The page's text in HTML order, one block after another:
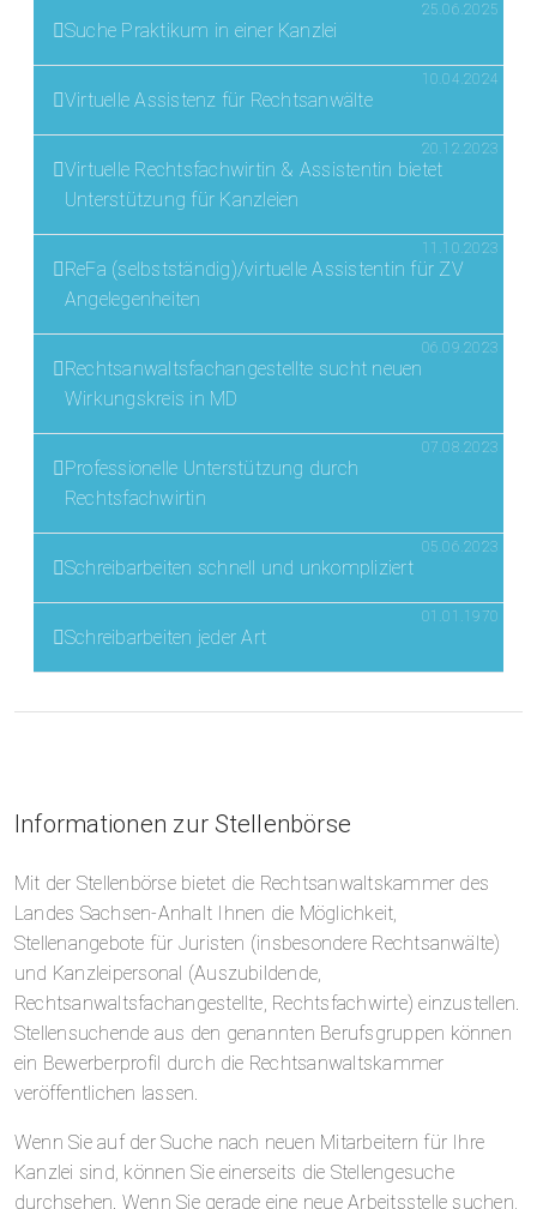
25.06.2025
Suche Praktikum in einer Kanzlei
10.04.2024
Virtuelle Assistenz für Rechtsanwälte
20.12.2023
Virtuelle Rechtsfachwirtin & Assistentin bietet
Unterstützung für Kanzleien
11.10.2023
ReFa (selbstständig)/virtuelle Assistentin für ZV
Angelegenheiten
06.09.2023
Rechtsanwaltsfachangestellte sucht neuen
Wirkungskreis in MD
07.08.2023
Professionelle Unterstützung durch
Rechtsfachwirtin
05.06.2023
Schreibarbeiten schnell und unkompliziert
01.01.1970
Schreibarbeiten jeder Art
Informationen zur Stellenbörse
Mit der Stellenbörse bietet die Rechtsanwaltskammer des
Landes Sachsen-Anhalt Ihnen die Möglichkeit,
Stellenangebote für Juristen (insbesondere Rechtsanwälte)
und Kanzleipersonal (Auszubildende,
Rechtsanwaltsfachangestellte, Rechtsfachwirte) einzustellen.
Stellensuchende aus den genannten Berufsgruppen können
ein Bewerberprofil durch die Rechtsanwaltskammer
veröffentlichen lassen.
Wenn Sie auf der Suche nach neuen Mitarbeitern für Ihre
Kanzlei sind, können Sie einerseits die Stellengesuche
durchsehen. Wenn Sie gerade eine neue Arbeitsstelle suchen,